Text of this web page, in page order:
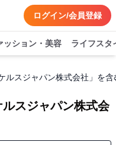
ログイン/会員登録
ッション・美容 ライフスタ
ルスジャパン株式会社」を
ルスジャパン株式会